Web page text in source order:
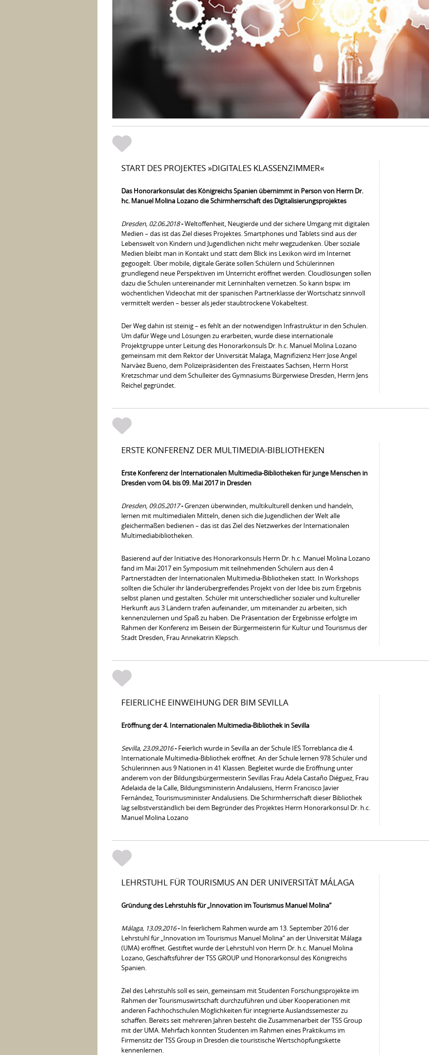
START DES PROJEKTES »DIGITALES KLASSENZIMMER«
Das Honorarkonsulat des Königreichs Spanien übernimmt in Person von Herrn Dr.
hc. Manuel Molina Lozano die Schirmherrschaft des Digitalisierungsprojektes
Dresden, 02.06.2018-Weltoffenheit, Neugierde und der sichere Umgang mit digitalen
Medien – das ist das Ziel dieses Projektes. Smartphones und Tablets sind aus der
Lebenswelt von Kindern und Jugendlichen nicht mehr wegzudenken. Über soziale
Medien bleibt man in Kontakt und statt dem Blick ins Lexikon wird im Internet
gegoogelt. Über mobile, digitale Geräte sollen Schülern und Schülerinnen
grundlegend neue Perspektiven im Unterricht eröffnet werden. Cloudlösungen sollen
dazu die Schulen untereinander mit Lerninhalten vernetzen. So kann bspw. im
wöchentlichen Videochat mit der spanischen Partnerklasse der Wortschatz sinnvoll
vermittelt werden – besser als jeder staubtrockene Vokabeltest.
Der Weg dahin ist steinig – es fehlt an der notwendigen Infrastruktur in den Schulen.
Um dafür Wege und Lösungen zu erarbeiten, wurde diese internationale
Projektgruppe unter Leitung des Honorarkonsuls Dr. h.c. Manuel Molina Lozano
gemeinsam mit dem Rektor der Universität Malaga, Magnifizienz Herr Jose Angel
Narvàez Bueno, dem Polizeipräsidenten des Freistaates Sachsen, Herrn Horst
Kretzschmar und dem Schulleiter des Gymnasiums Bürgerwiese Dresden, Herrn Jens
Reichel gegründet.
ERSTE KONFERENZ DER MULTIMEDIA-BIBLIOTHEKEN
Erste Konferenz der Internationalen Multimedia-Bibliotheken für junge Menschen in
Dresden vom 04. bis 09. Mai 2017 in Dresden
Dresden, 09.05.2017-Grenzen überwinden, multikulturell denken und handeln,
lernen mit multimedialen Mitteln, denen sich die Jugendlichen der Welt alle
gleichermaßen bedienen – das ist das Ziel des Netzwerkes der Internationalen
Multimediabibliotheken.
Basierend auf der Initiative des Honorarkonsuls Herrn Dr. h.c. Manuel Molina Lozano
fand im Mai 2017 ein Symposium mit teilnehmenden Schülern aus den 4
Partnerstädten der Internationalen Multimedia-Bibliotheken statt. In Workshops
sollten die Schüler ihr länderübergreifendes Projekt von der Idee bis zum Ergebnis
selbst planen und gestalten. Schüler mit unterschiedlicher sozialer und kultureller
Herkunft aus 3 Ländern trafen aufeinander, um miteinander zu arbeiten, sich
kennenzulernen und Spaß zu haben. Die Präsentation der Ergebnisse erfolgte im
Rahmen der Konferenz im Beisein der Bürgermeisterin für Kultur und Tourismus der
Stadt Dresden, Frau Annekatrin Klepsch.
FEIERLICHE EINWEIHUNG DER BIM SEVILLA
Eröffnung der 4. Internationalen Multimedia-Bibliothek in Sevilla
Sevilla, 23.09.2016-Feierlich wurde in Sevilla an der Schule IES Torreblanca die 4.
Internationale Multimedia-Bibliothek eröffnet. An der Schule lernen 978 Schüler und
Schülerinnen aus 9 Nationen in 41 Klassen. Begleitet wurde die Eröffnung unter
anderem von der Bildungsbürgermeisterin Sevillas Frau Adela Castaño Diéguez, Frau
Adelaida de la Calle, Bildungsministerin Andalusiens, Herrn Francisco Javier
Fernández, Tourismusminister Andalusiens. Die Schirmherrschaft dieser Bibliothek
lag selbstverständlich bei dem Begründer des Projektes Herrn Honorarkonsul Dr. h.c.
Manuel Molina Lozano
LEHRSTUHL FÜR TOURISMUS AN DER UNIVERSITÄT MÁLAGA
Gründung des Lehrstuhls für „Innovation im Tourismus Manuel Molina“
Málaga, 13.09.2016-In feierlichem Rahmen wurde am 13. September 2016 der
Lehrstuhl für „Innovation im Tourismus Manuel Molina“ an der Universität Málaga
(UMA) eröffnet. Gestiftet wurde der Lehrstuhl von Herrn Dr. h.c. Manuel Molina
Lozano, Geschäftsführer der TSS GROUP und Honorarkonsul des Königreichs
Spanien.
Ziel des Lehrstuhls soll es sein, gemeinsam mit Studenten Forschungsprojekte im
Rahmen der Tourismuswirtschaft durchzuführen und über Kooperationen mit
anderen Fachhochschulen Möglichkeiten für integrierte Auslandssemester zu
schaffen. Bereits seit mehreren Jahren besteht die Zusammenarbeit der TSS Group
mit der UMA. Mehrfach konnten Studenten im Rahmen eines Praktikums im
Firmensitz der TSS Group in Dresden die touristische Wertschöpfungskette
kennenlernen.